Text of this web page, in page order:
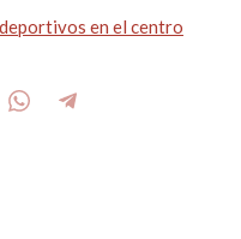
en el centro